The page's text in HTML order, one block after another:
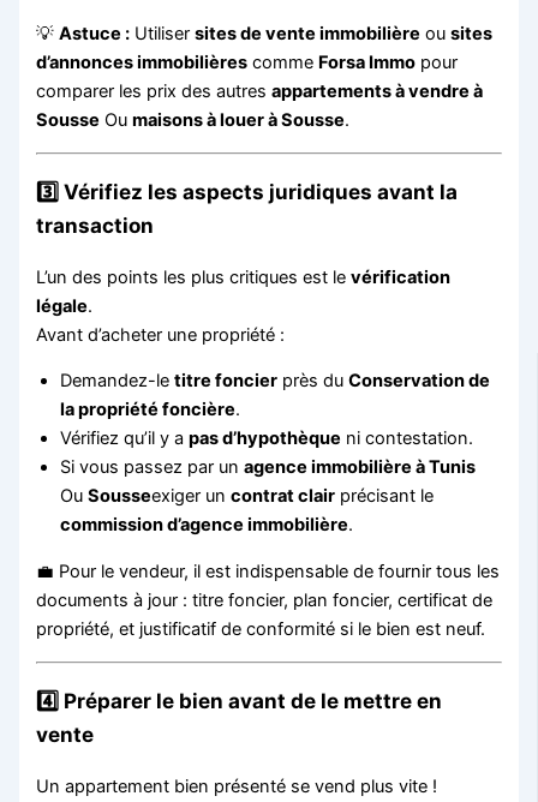
💡Astuce : Utilisersites de vente immobilière ousites
d’annonces immobilières comme Forsa Immo pour
comparer les prix des autresappartements à vendre à
Sousse Oumaisons à louer à Sousse.
3️⃣ Vérifiez les aspects juridiques avant la
transaction
L’un des points les plus critiques est levérification
légale.
Avant d’acheter une propriété :
Demandez-letitre foncier près duConservation de
la propriété foncière.
Vérifiez qu’il y apas d’hypothèque ni contestation.
Si vous passez par unagence immobilière à Tunis
OuSousseexiger uncontrat clair précisant le
commission d’agence immobilière.
💼 Pour le vendeur, il est indispensable de fournir tous les
documents à jour : titre foncier, plan foncier, certificat de
propriété, et justificatif de conformité si le bien est neuf.
4️⃣ Préparer le bien avant de le mettre en
vente
Un appartement bien présenté se vend plus vite !